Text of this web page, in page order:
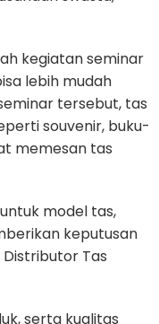
kegiatan seminar
lebih mudah
tersebut, tas
souvenir, buku-
memesan tas
model tas,
keputusan
Tas
serta kualitas